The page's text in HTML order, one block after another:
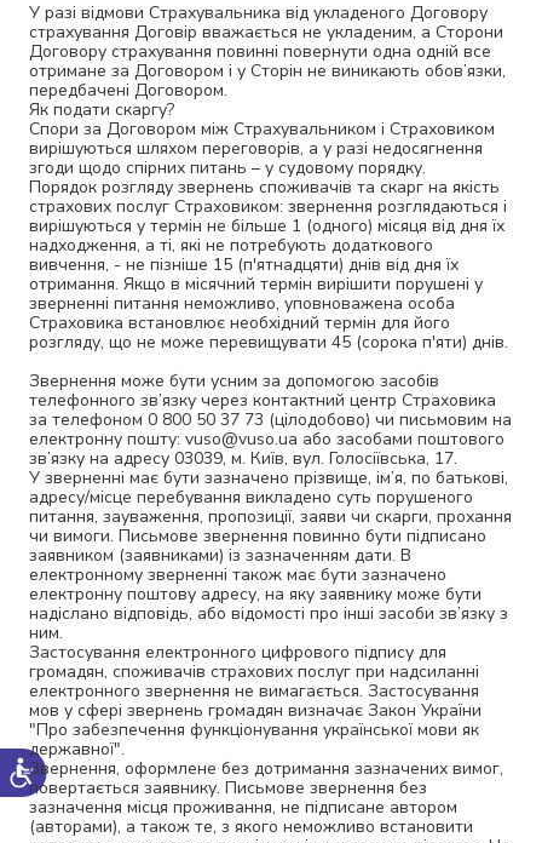
У разі відмови Страхувальника від укладеного Договору
страхування Договір вважається не укладеним, а Сторони
Договору страхування повинні повернути одна одній все
отримане за Договором і у Сторін не виникають обов’язки,
передбачені Договором.
Як подати скаргу?
Спори за Договором між Страхувальником і Страховиком
вирішуються шляхом переговорів, а у разі недосягнення
згоди щодо спірних питань – у судовому порядку.
Порядок розгляду звернень споживачів та скарг на якість
страхових послуг Страховиком: звернення розглядаються і
вирішуються у термін не більше 1 (одного) місяця від дня їх
надходження, а ті, які не потребують додаткового
вивчення, - не пізніше 15 (п'ятнадцяти) днів від дня їх
отримання. Якщо в місячний термін вирішити порушені у
зверненні питання неможливо, уповноважена особа
Страховика встановлює необхідний термін для його
розгляду, що не може перевищувати 45 (сорока п'яти) днів.
Звернення може бути усним за допомогою засобів
телефонного зв’язку через контактний центр Страховика
за телефоном 0 800 50 37 73 (цілодобово) чи письмовим на
електронну пошту: vuso@vuso.ua або засобами поштового
зв’язку на адресу 03039, м. Київ, вул. Голосіївська, 17.
У зверненні має бути зазначено прізвище, ім’я, по батькові,
адресу/місце перебування викладено суть порушеного
питання, зауваження, пропозиції, заяви чи скарги, прохання
чи вимоги. Письмове звернення повинно бути підписано
заявником (заявниками) із зазначенням дати. В
електронному зверненні також має бути зазначено
електронну поштову адресу, на яку заявнику може бути
надіслано відповідь, або відомості про інші засоби зв’язку з
ним.
Застосування електронного цифрового підпису для
громадян, споживачів страхових послуг при надсиланні
електронного звернення не вимагається. Застосування
мов у сфері звернень громадян визначає Закон України
"Про забезпечення функціонування української мови як
державної".
Звернення, оформлене без дотримання зазначених вимог,
повертається заявнику. Письмове звернення без
зазначення місця проживання, не підписане автором
(авторами), а також те, з якого неможливо встановити